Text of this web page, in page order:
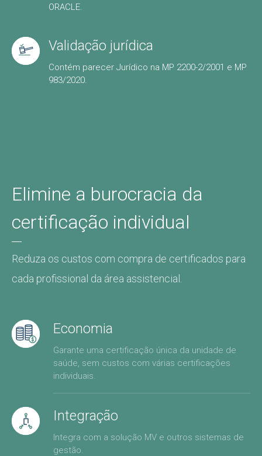
ORACLE.
Validação jurídica
Contém parecer Jurídico na MP 2200-2/2001 e MP
983/2020.
Elimine a burocracia da
certificação individual
Reduza os custos com compra de certificados para
cada profissional da área assistencial.
Economia
Garante uma certificação única da unidade de
saúde, sem custos com várias certificações
individuais.
Integração
Integra com a solução MV e outros sistemas de
gestão.